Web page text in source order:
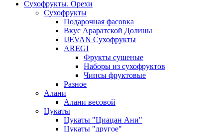
Сухофрукты. Орехи
Сухофрукты
Подарочная фасовка
Вкус Араратской Долины
IJEVAN Сухофрукты
AREGI
Фрукты сушеные
Наборы из сухофруктов
Чипсы фруктовые
Разное
Алани
Алани весовой
Цукаты
Цукаты "Циацан Ани"
Цукаты "другое"